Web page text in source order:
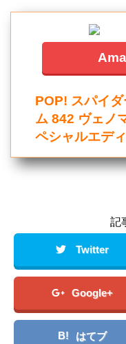
POP! スパイ
ム 842 ヴェノ
ペシャルエデ
記
Twitter
Google+
B! はてブ